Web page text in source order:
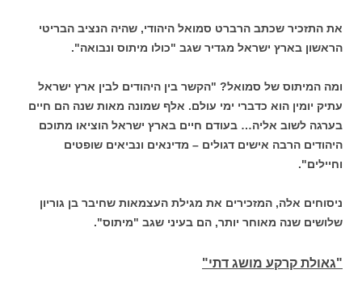
את התזכיר שכתב הרברט סמואל היהודי, שהיה הנציב הבריטי
הראשון בארץ ישראל מגדיר שגב "כולו מיתוס ונבואה".
ומה המיתוס של סמואל? "הקשר בין היהודים לבין ארץ ישראל
עתיק יומין הוא כדברי ימי עולם. אלף שמונה מאות שנה הם חיים
בערגה לשוב אליה… בעודם חיים בארץ ישראל הוציאו מתוכם
היהודים הרבה אישים דגולים – מדינאים ונביאים שופטים
וחיילים".
ניסוחים אלה, המזכירים את מגילת העצמאות שחיבר בן גוריון
שלושים שנה מאוחר יותר, הם בעיני שגב "מיתוס".
"גאולת קרקע מושג דתי"